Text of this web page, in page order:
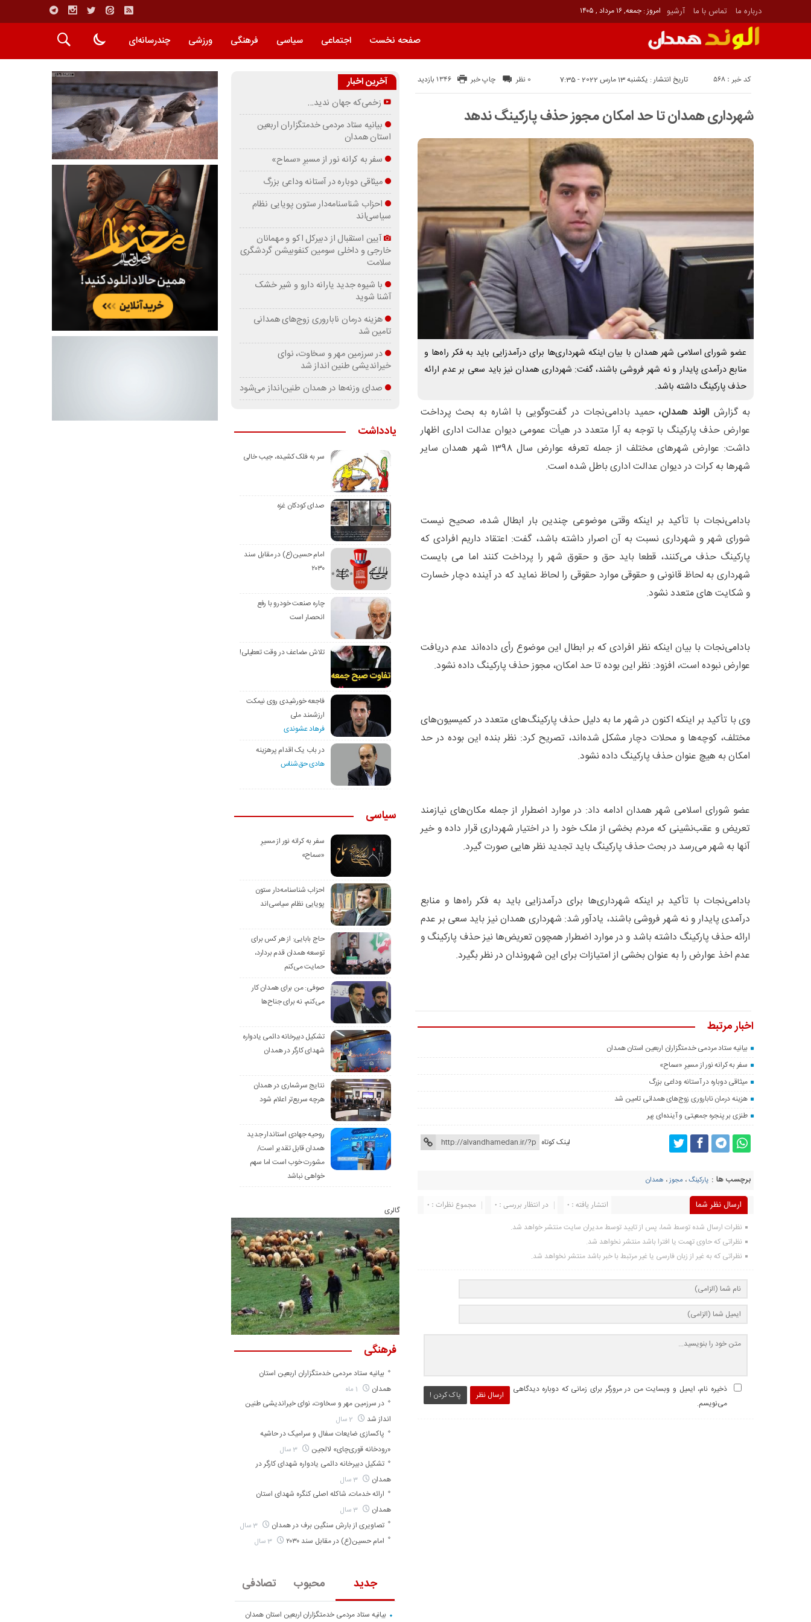
درباره ما تماس با ما آرشیو امروز : جمعه, ۱۶ مرداد , ۱۴۰۵
صفحه نخست اجتماعی سیاسی فرهنگی ورزشی چندرسانه‌ای
تاریخ انتشار : یکشنبه 13 مارس 2022 - 7:35 1346 بازدید کد خبر : 568 چاپ خبر 0 نظر
شهرداری همدان تا حد امکان مجوز حذف پارکینگ ندهد
عضو شورای اسلامی شهر همدان با بیان اینکه شهرداری‌ها برای درآمدزایی باید به فکر راه‌ها و
منابع درآمدی پایدار و نه شهر فروشی باشند، گفت: شهرداری همدان نیز باید سعی بر عدم ارائه
حذف پارکینگ داشته باشد.
به گزارش الوند همدان،حمید بادامی‌نجات در گفت‌وگویی با اشاره به بحث پرداخت
عوارض حذف پارکینگ با توجه به آرا متعدد در هیأت عمومی دیوان عدالت اداری اظهار
داشت: عوارض شهرهای مختلف از جمله تعرفه عوارض سال 1398 شهر همدان سایر
شهرها به کرات در دیوان عدالت اداری باطل شده است.
بادامی‌نجات با تأکید بر اینکه وقتی موضوعی چندین بار ابطال شده، صحیح نیست
شورای شهر و شهرداری نسبت به آن اصرار داشته باشد، گفت: اعتقاد داریم افرادی که
پارکینگ حذف می‌کنند، قطعا باید حق و حقوق شهر را پرداخت کنند اما می بایست
شهرداری به لحاظ قانونی و حقوقی موارد حقوقی را لحاظ نماید که در آینده دچار خسارت
و شکایت های متعدد نشود.
بادامی‌نجات با بیان اینکه نظر افرادی که بر ابطال این موضوع رأی داده‌اند عدم دریافت
عوارض نبوده است، افزود: نظر این بوده تا حد امکان، مجوز حذف پارکینگ داده نشود.
وی با تأکید بر اینکه اکنون در شهر ما به دلیل حذف پارکینگ‌های متعدد در کمیسیون‌های
مختلف، کوچه‌ها و محلات دچار مشکل شده‌اند، تصریح کرد: نظر بنده این بوده در حد
امکان به هیچ عنوان حذف پارکینگ داده نشود.
عضو شورای اسلامی شهر همدان ادامه داد: در موارد اضطرار از جمله مکان‌های نیازمند
تعریض و عقب‌نشینی که مردم بخشی از ملک خود را در اختیار شهرداری قرار داده و خیر
آنها به شهر می‌رسد در بحث حذف پارکینگ باید تجدید نظر هایی صورت گیرد.
بادامی‌نجات با تأکید بر اینکه شهرداری‌ها برای درآمدزایی باید به فکر راه‌ها و منابع
درآمدی پایدار و نه شهر فروشی باشند، یادآور شد: شهرداری همدان نیز باید سعی بر عدم
ارائه حذف پارکینگ داشته باشد و در موارد اضطرار همچون تعریض‌ها نیز حذف پارکینگ و
عدم اخذ عوارض را به عنوان بخشی از امتیازات برای این شهروندان در نظر بگیرد.
اخبار مرتبط
بیانیه ستاد مردمی خدمتگزاران اربعین استان همدان
سفر به کرانه‌ نور از مسیرِ «سماح»
میثاقی دوباره در آستانه‌ وداعی بزرگ
هزینه درمان ناباروری زوج‌های همدانی تامین شد
طنزی بر پنجره جمعیتی و آینده‌ای پیر
لینک کوتاه
برچسب ها : پارکینگ، مجوز، همدان
ارسال نظر شما مجموع نظرات : 0 در انتظار بررسی : 0 انتشار یافته : 0
نظرات ارسال شده توسط شما، پس از تایید توسط مدیران سایت منتشر خواهد شد.
نظراتی که حاوی تهمت یا افترا باشد منتشر نخواهد شد.
نظراتی که به غیر از زبان فارسی یا غیر مرتبط با خبر باشد منتشر نخواهد شد.
ارسال نظر پاک کردن !
ذخیره نام، ایمیل و وبسایت من در مرورگر برای زمانی که دوباره دیدگاهی
می‌نویسم.
آخرین اخبار
زخمی‌که جهان ندید…
بیانیه ستاد مردمی خدمتگزاران اربعین
استان همدان
سفر به کرانه‌ نور از مسیرِ «سماح»
میثاقی دوباره در آستانه‌ وداعی بزرگ
احزاب شناسنامه‌دار ستون پویایی نظام
سیاسی‌اند
آیین استقبال از دبیرکل اکو و مهمانان
خارجی و داخلی سومین کنفوبیشن گردشگری
سلامت
با شیوه جدید یارانه دارو و شیر خشک
آشنا شوید
هزینه درمان ناباروری زوج‌های همدانی
تامین شد
در سرزمین مهر و سخاوت، نوای
خیراندیشی طنین انداز شد
صدای وزنه‌ها در همدان طنین‌انداز می‌شود
یادداشت
سر به فلک کشیده، جیب خالی
صدای کودکان غزه
امام حسین(ع) در مقابل سند
۲۰۳۰
چاره صنعت خودرو با رفع
انحصار است
تلاش مضاعف در وقت تعطیلی!
فاجعه خورشیدی روی نیمکت
ارزشمند ملی
فرهاد عشوندی
در باب یک اقدام پرهزینه
هادی حق‌شناس
سیاسی
سفر به کرانه‌ نور از مسیرِ
«سماح»
احزاب شناسنامه‌دار ستون
پویایی نظام سیاسی‌اند
حاج بابایی: از هر کس برای
توسعه همدان قدم بردارد،
حمایت می‌کنم
صوفی: من برای همدان کار
می‌کنم، نه برای جناح‌ها
تشکیل دبیرخانه دائمی یادواره
شهدای کارگر در همدان
نتایج سرشماری در همدان
هرچه سریع‌تر اعلام شود
روحیه جهادی استاندار جدید
همدان قابل تقدیر است/
مشورت خوب است اما سهم
خواهی نباشد
گالری
جدید محبوب تصادفی
بیانیه ستاد مردمی خدمتگزاران اربعین استان همدان
فرهنگی
بیانیه ستاد مردمی خدمتگزاران اربعین استان
همدان
در سرزمین مهر و سخاوت، نوای خیراندیشی طنین
انداز شد
پاکسازی ضایعات سفال و سرامیک در حاشیه
«رودخانه قوری‌چای» لالجین
3 سال
تشکیل دبیرخانه دائمی یادواره شهدای کارگر در
همدان
3 سال
ارائه خدمات، شاکله اصلی کنگره شهدای استان
همدان
3 سال
تصاویری از بارش سنگین برف در همدان 3 سال
امام حسین(ع) در مقابل سند ۲۰۳۰ 3 سال